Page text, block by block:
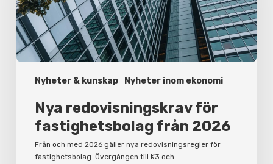
Nyheter & kunskap Nyheter inom ekonomi
Nya redovisningskrav för
fastighetsbolag från 2026
Från och med 2026 gäller nya redovisningsregler för
fastighetsbolag. Övergången till K3 och